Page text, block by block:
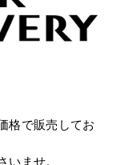
格で販売してお
ませ。